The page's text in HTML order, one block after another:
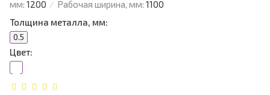
мм: 1200 Рабочая ширина, мм: 1100
Толщина металла, мм:
0.5
Цвет: